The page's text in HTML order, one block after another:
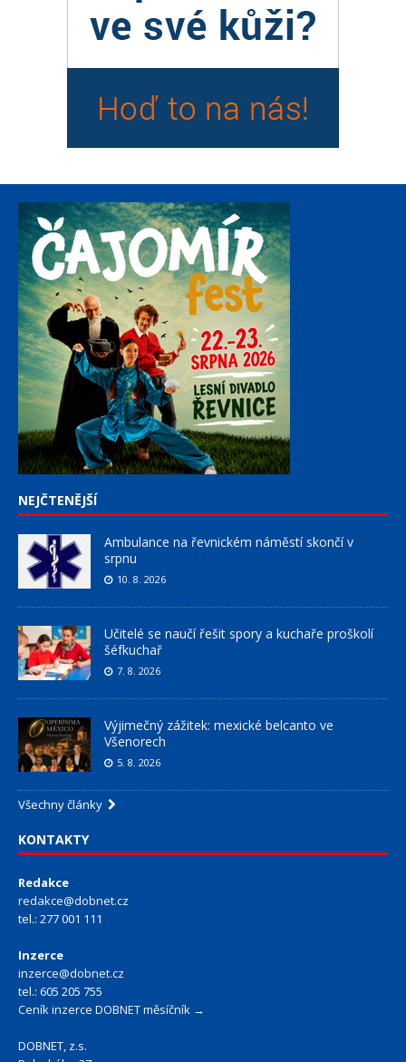
NEJČTENĚJŠÍ
Ambulance na řevnickém náměstí skončí v
srpnu
10. 8. 2026
Učitelé se naučí řešit spory a kuchaře proškolí
šéfkuchař
7. 8. 2026
Výjimečný zážitek: mexické belcanto ve
Všenorech
5. 8. 2026
Všechny články
KONTAKTY
Redakce
redakce@dobnet.cz
tel.: 277 001 111
Inzerce
inzerce@dobnet.cz
tel.: 605 205 755
Ceník inzerce DOBNET měsíčník →
DOBNET, z.s.